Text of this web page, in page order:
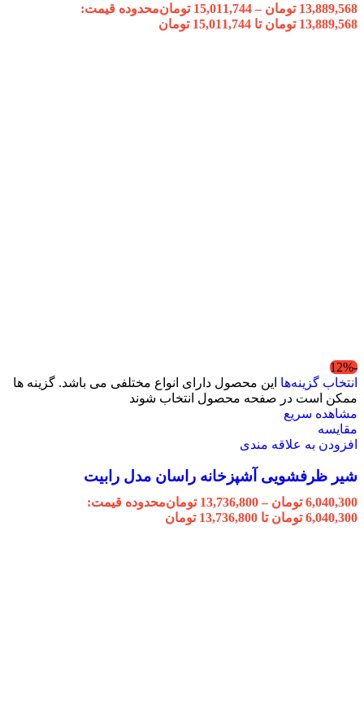
13,889,568 تومان –
15,011,744 تومانمحدوده قیمت:
13,889,568 تومان تا 15,011,744 تومان
-12%
انتخاب گزینه‌ها این محصول دارای انواع مختلفی می باشد. گزینه ها
ممکن است در صفحه محصول انتخاب شوند
مشاهده سریع
مقایسه
افزودن به علاقه مندی
شیر ظرفشویی آشپزخانه راسان مدل رابیت
6,040,300 تومان –
13,736,800 تومانمحدوده قیمت:
6,040,300 تومان تا 13,736,800 تومان